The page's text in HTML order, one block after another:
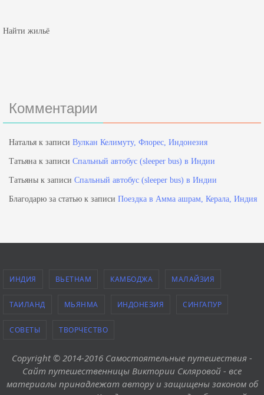
Найти жильё
Комментарии
Наталья к записи Вулкан Келимуту, Флорес, Индонезия
Татьяна к записи Спальный автобус (sleeper bus) в Индии
Татьяны к записи Спальный автобус (sleeper bus) в Индии
Благодарю за статью к записи Поездка в Амма ашрам, Керала, Индия
ИНДИЯ ВЬЕТНАМ КАМБОДЖА МАЛАЙЗИЯ
ТАИЛАНД МЬЯНМА ИНДОНЕЗИЯ СИНГАПУР
СОВЕТЫ ТВОРЧЕСТВО
Copyright © 2014-2016 Самостоятельные путешествия -
Сайт путешественницы Виктории Скляровой - все
материалы принадлежат автору и защищены законом об